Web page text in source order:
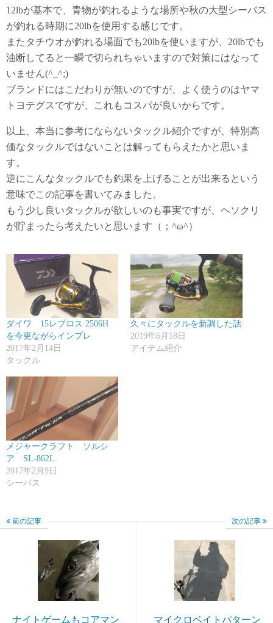
12lbが基本で、青物が釣れるような場所や秋の大型シーバス
が釣れる時期に20lbを使用する感じです。
またタチウオが釣れる場面でも20lbを使いますが、20lbでも
油断してると一瞬で切られちゃいますので対策にはなって
いません(^_^;)
ブランドにはこだわりが無いのですが、よく使うのはヤマ
トヨテグスですが、これもコスパが良いからです。
以上、本当に参考にならないタックル紹介ですが、特別高
価なタックルではないことは解ってもらえたかと思いま
す。
逆にこんなタックルでも釣果を上げることが出来るという
意味でこの記事を書いてみました。
もう少し良いタックルが欲しいのも事実ですが、ヘソクリ
が貯まったら考えたいと思います（；^ω^）
ダイワ 15レブロス 2506H
を今更ながらインプレ
2017年2月14日
タックル
久々にタックルを新調した話
2019年6月18日
アイテム紹介
メジャークラフト ソルシ
ア SL-862L
2017年2月9日
シーバス
前の記事
ナイトゲームもコアマン
次の記事
マイクロベイトパターン